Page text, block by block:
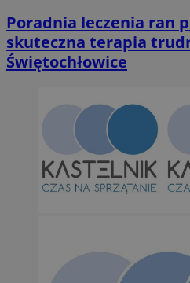
Poradnia leczenia ran
skuteczna terapia
Świętochłowice